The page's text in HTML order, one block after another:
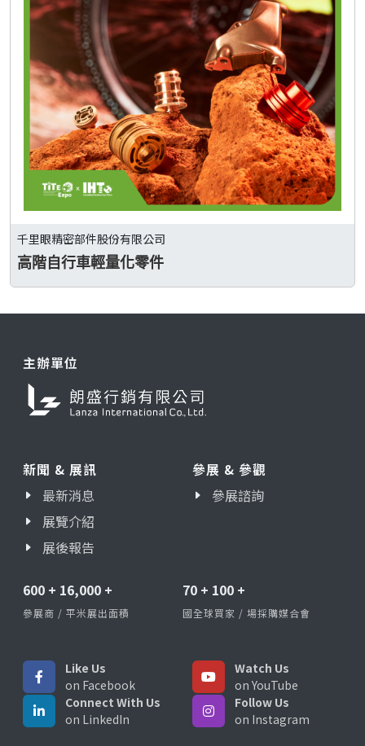
千里眼精密部件股份有限公司
高階自行車輕量化零件
主辦單位
新聞 & 展訊
最新消息
展覽介紹
展後報告
參展 & 參觀
參展諮詢
600 + 16,000 +
參展商 / 平米展出面積
70 + 100 +
國全球買家 / 場採購媒合會
Like Us
on Facebook
Watch Us
on YouTube
Connect With Us
on LinkedIn
Follow Us
on Instagram